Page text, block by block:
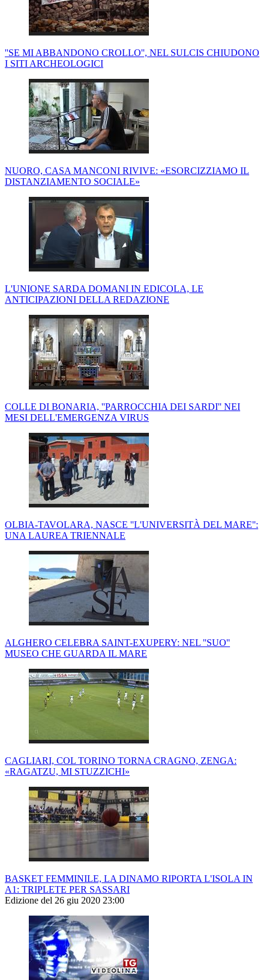
''SE MI ABBANDONO CROLLO'', NEL SULCIS CHIUDONO
I SITI ARCHEOLOGICI
NUORO, CASA MANCONI RIVIVE: «ESORCIZZIAMO IL
DISTANZIAMENTO SOCIALE»
L'UNIONE SARDA DOMANI IN EDICOLA, LE
ANTICIPAZIONI DELLA REDAZIONE
COLLE DI BONARIA, ''PARROCCHIA DEI SARDI'' NEI
MESI DELL'EMERGENZA VIRUS
OLBIA-TAVOLARA, NASCE ''L'UNIVERSITÀ DEL MARE'':
UNA LAUREA TRIENNALE
ALGHERO CELEBRA SAINT-EXUPERY: NEL ''SUO''
MUSEO CHE GUARDA IL MARE
CAGLIARI, COL TORINO TORNA CRAGNO, ZENGA:
«RAGATZU, MI STUZZICHI»
BASKET FEMMINILE, LA DINAMO RIPORTA L'ISOLA IN
A1: TRIPLETE PER SASSARI
Edizione del 26 giu 2020 23:00